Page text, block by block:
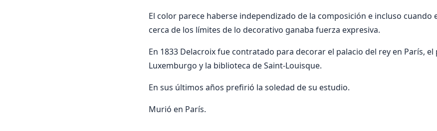
El color parece haberse independizado de la composición e incluso cuando
cerca de los límites de lo decorativo ganaba fuerza expresiva.
En 1833 Delacroix fue contratado para decorar el palacio del rey en París, el
Luxemburgo y la biblioteca de Saint-Louisque.
En sus últimos años prefirió la soledad de su estudio.
Murió en París.